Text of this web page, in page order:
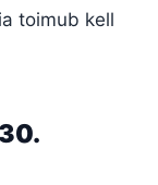
toimub kell